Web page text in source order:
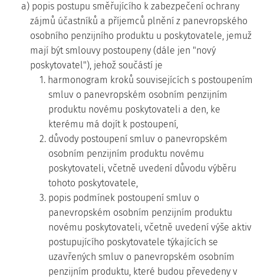
a) popis postupu směřujícího k zabezpečení ochrany
zájmů účastníků a příjemců plnění z panevropského
osobního penzijního produktu u poskytovatele, jemuž
mají být smlouvy postoupeny (dále jen "nový
poskytovatel"), jehož součástí je
1. harmonogram kroků souvisejících s postoupením
smluv o panevropském osobním penzijním
produktu novému poskytovateli a den, ke
kterému má dojít k postoupení,
2. důvody postoupení smluv o panevropském
osobním penzijním produktu novému
poskytovateli, včetně uvedení důvodu výběru
tohoto poskytovatele,
3. popis podmínek postoupení smluv o
panevropském osobním penzijním produktu
novému poskytovateli, včetně uvedení výše aktiv
postupujícího poskytovatele týkajících se
uzavřených smluv o panevropském osobním
penzijním produktu, které budou převedeny v